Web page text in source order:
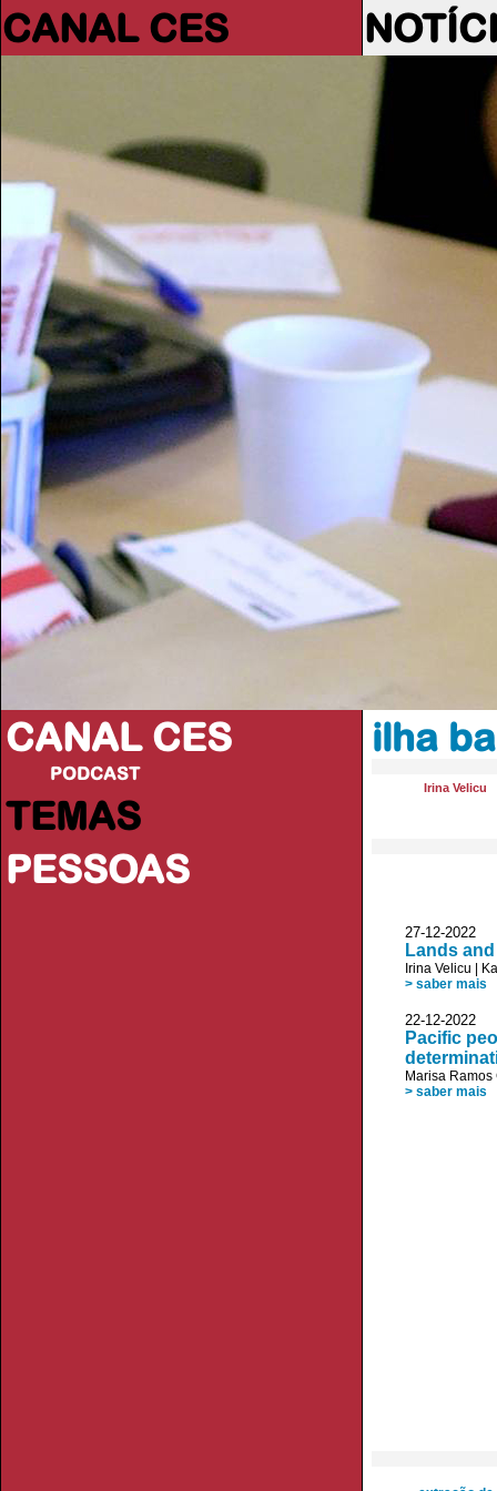
CANAL CES
CANAL CES
PODCAST
TEMAS
PESSOAS
ilha
Irina Velicu
27-12-
Lands
Irina Velicu
> saber mais
22-12-
Pacific
Marisa
> saber mais